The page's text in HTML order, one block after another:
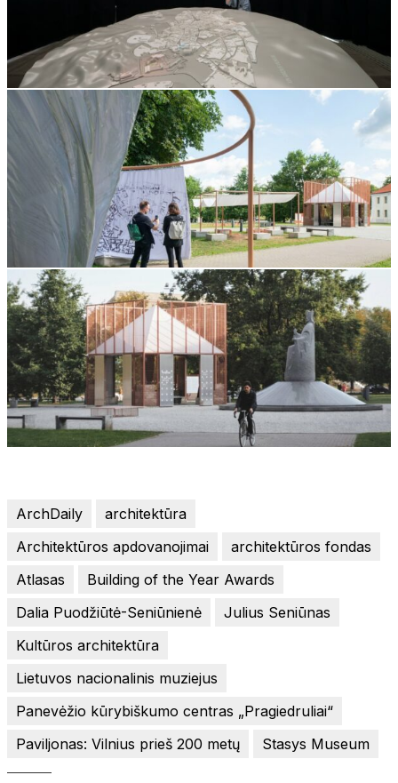
ArchDaily
architektūra
Architektūros apdovanojimai
architektūros fondas
Atlasas
Building of the Year Awards
Dalia Puodžiūtė-Seniūnienė
Julius Seniūnas
Kultūros architektūra
Lietuvos nacionalinis muziejus
Panevėžio kūrybiškumo centras „Pragiedruliai“
Paviljonas: Vilnius prieš 200 metų
Stasys Museum